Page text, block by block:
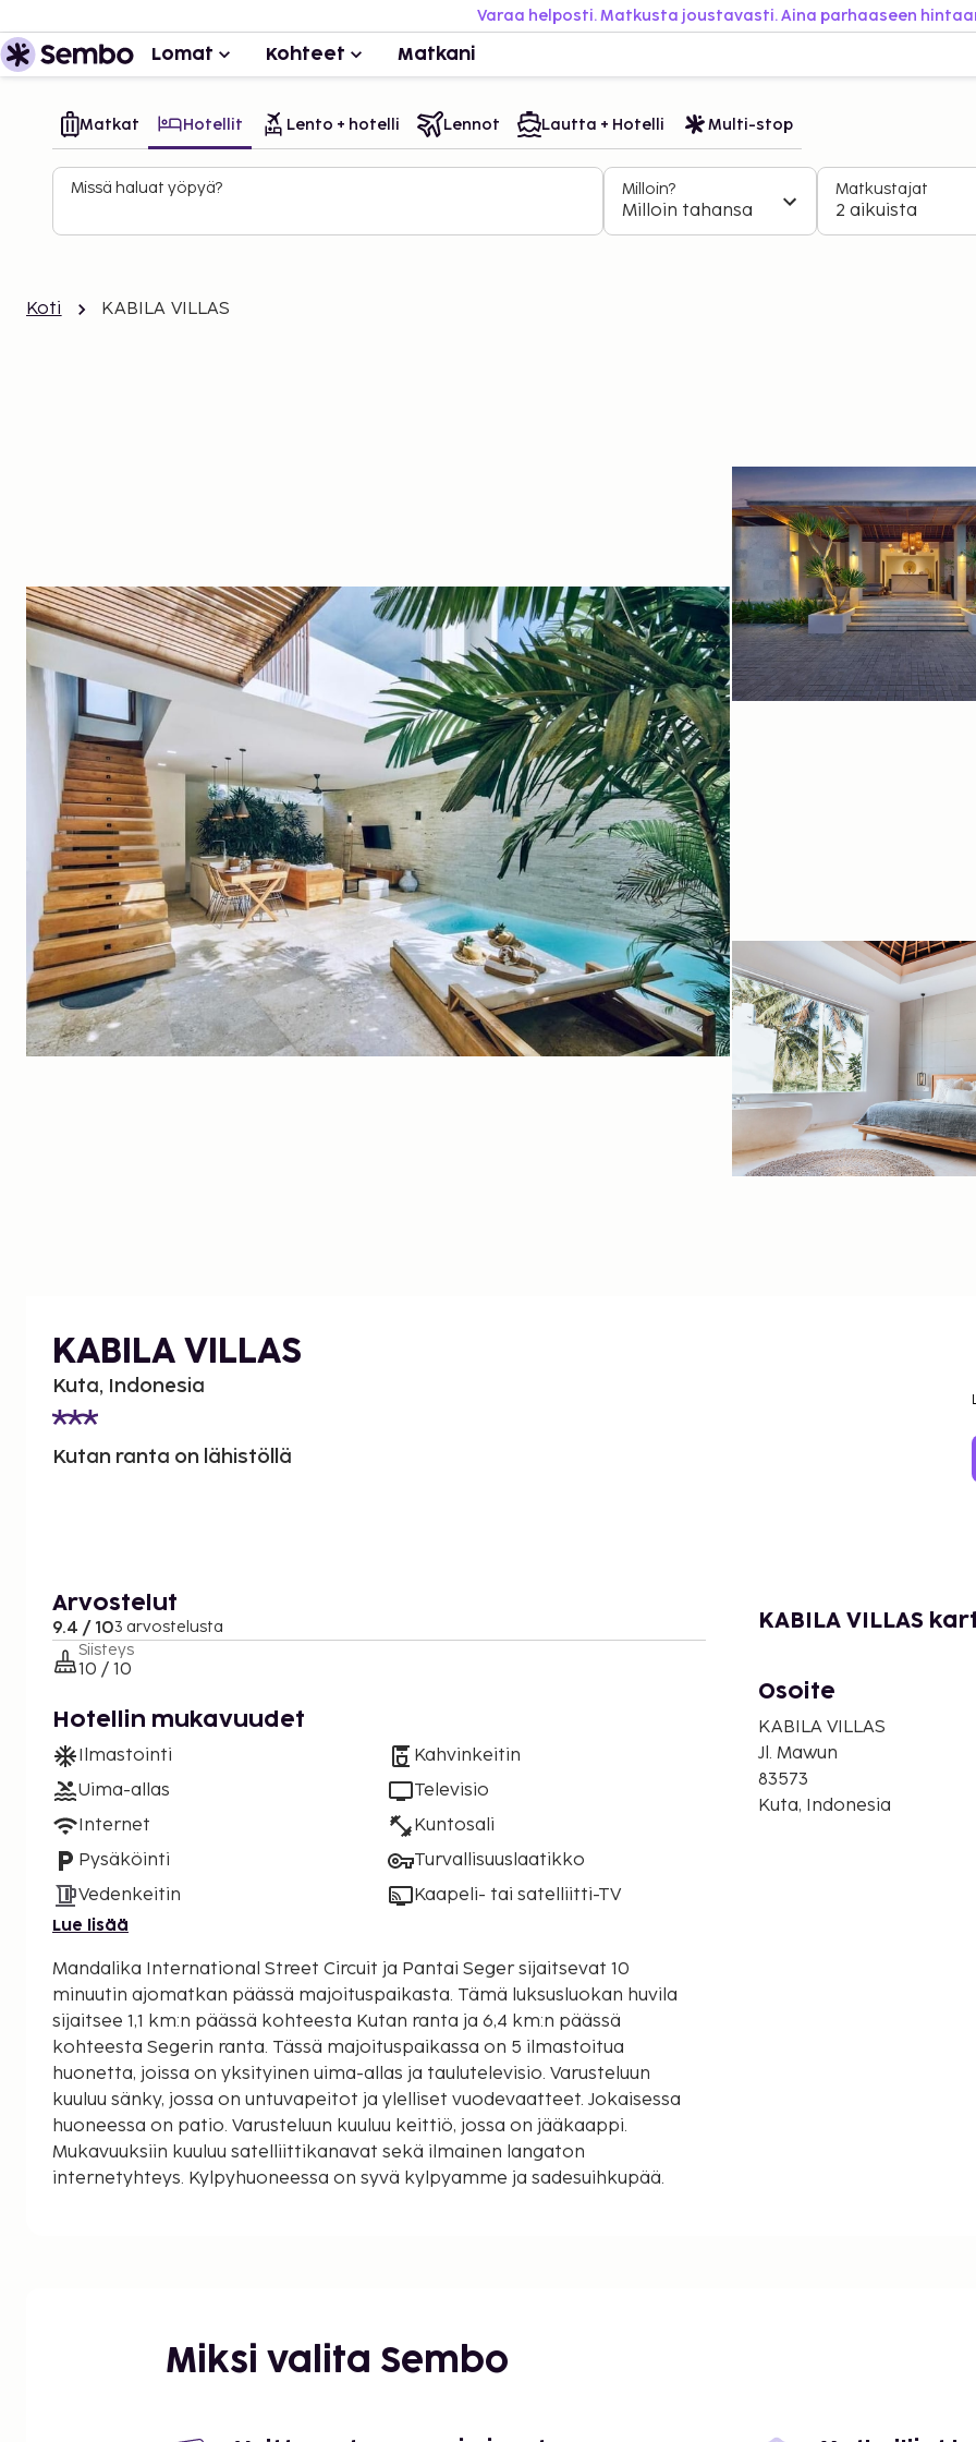
Varaa helposti. Matkusta joustavasti. Aina parhaaseen
Lomat Kohteet Matkani
Matkat Hotellit Lento + hotelli Lennot Lautta + Hotelli Multi-stop
Missä haluat yöpyä? Milloin?
Milloin tahansa
Matkustajat
2 aikuista
Koti KABILA VILLAS
KABILA VILLAS
Kuta, Indonesia
Kutan ranta on lähistöllä
Arvostelut
9.4 / 103 arvostelusta
Siisteys
10 / 10
Hotellin mukavuudet
Ilmastointi
Uima-allas
Internet
Pysäköinti
Vedenkeitin
Kahvinkeitin
Televisio
Kuntosali
Turvallisuuslaatikko
Kaapeli- tai satelliitti-TV
Lue lisää
Mandalika International Street Circuit ja Pantai Seger sijaitsevat 10
minuutin ajomatkan päässä majoituspaikasta. Tämä luksusluokan huvila
sijaitsee 1,1 km:n päässä kohteesta Kutan ranta ja 6,4 km:n päässä
kohteesta Segerin ranta. Tässä majoituspaikassa on 5 ilmastoitua
huonetta, joissa on yksityinen uima-allas ja taulutelevisio. Varusteluun
kuuluu sänky, jossa on untuvapeitot ja ylelliset vuodevaatteet. Jokaisessa
huoneessa on patio. Varusteluun kuuluu keittiö, jossa on jääkaappi.
Mukavuuksiin kuuluu satelliittikanavat sekä ilmainen langaton
internetyhteys. Kylpyhuoneessa on syvä kylpyamme ja sadesuihkupää.
Mandalika International Street Circuit - 5,6 km / 3,5 mi
Air Guling - 7 km / 4,4 mi
KABILA VILLAS
Osoite
KABILA VILLAS
Jl. Mawun
83573
Kuta, Indonesia
Miksi valita Sembo